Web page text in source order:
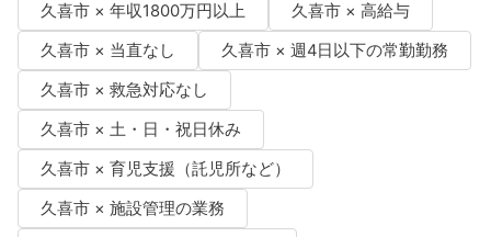
久喜市 × 年収1800万円以上
久喜市 × 高給与
久喜市 × 当直なし
久喜市 × 週4日以下の常勤勤務
久喜市 × 救急対応なし
久喜市 × 土・日・祝日休み
久喜市 × 育児支援（託児所など）
久喜市 × 施設管理の業務